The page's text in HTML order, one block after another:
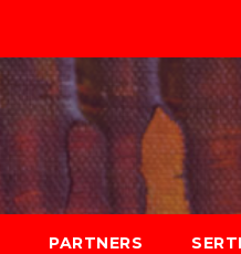
PARTNERS